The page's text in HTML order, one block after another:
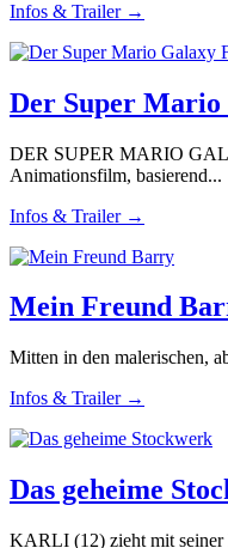
Infos & Trailer →
Der Super
DER SUPER MARIO
Animationsfilm, basierend...
Infos & Trailer →
Mein Freund
Mitten in den malerischen,
Infos & Trailer →
Das geheime
KARLI (12) zieht mit seiner